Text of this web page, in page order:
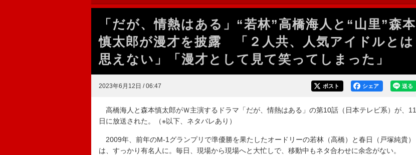
「だが、情熱はある」“若林”高橋海人と“山里”森本
慎太郎が漫才を披露 「２人共、人気アイドルとは
思えない」「漫才として見て笑ってしまった」
2023年6月12日 / 06:47 送る
シェア
ポスト
高橋海人と森本慎太郎がＷ主演するドラマ「だが、情熱はある」の第10話（日本テレビ系）が、11
日に放送された。（※以下、ネタバレあり）
2009年、前年のM-1グランプリで準優勝を果たしたオードリーの若林（高橋）と春日（戸塚純貴）
は、すっかり有名人に。毎日、現場から現場へと大忙しで、移動中もネタ合わせに余念がない。